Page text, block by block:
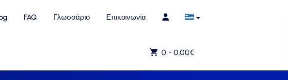
FAQ Γλωσσάριο Επικοινωνία
0 - 0,00€